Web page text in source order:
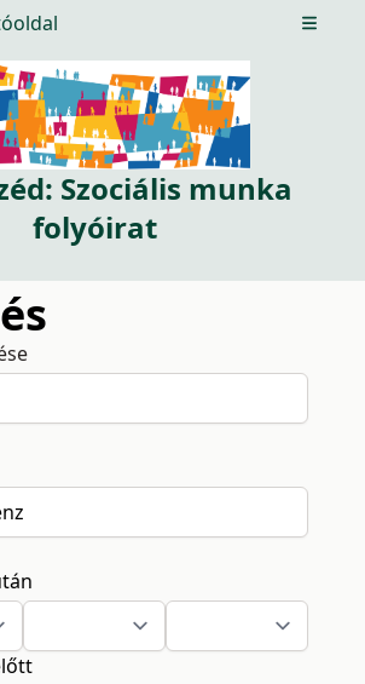
Open
Szociális munka
folyóirat